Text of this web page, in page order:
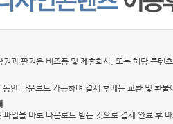
권과 판권은 비즈폼 및 제휴회사, 또는 해당 콘텐
안 다운로드 가능하며 결제 후에는 교환 및 환
파일을 바로 다운로드 받는 것으로 결제 완료 후